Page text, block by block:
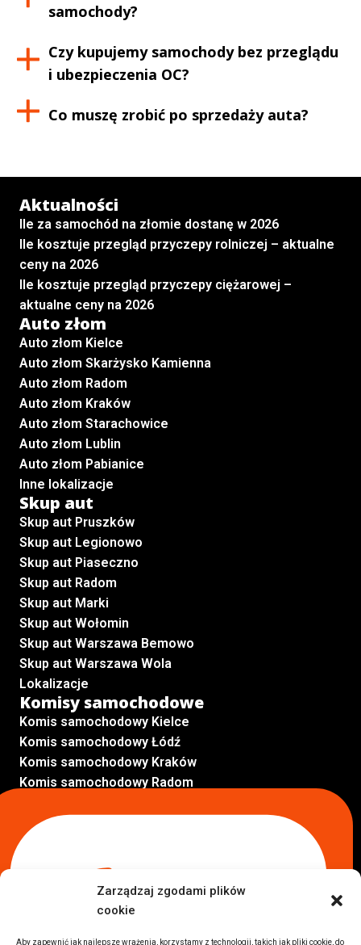
Zarządzaj zgodami plików
cookie
Aby zapewnić jak najlepsze wrażenia, korzystamy z technologii, takich jak pliki cookie, do
samochody?
Czy kupujemy samochody bez przeglądu
i ubezpieczenia OC?
Co muszę zrobić po sprzedaży auta?
Aktualności
Ile za samochód na złomie dostanę w 2026
Ile kosztuje przegląd przyczepy rolniczej – aktualne
ceny na 2026
Ile kosztuje przegląd przyczepy ciężarowej –
aktualne ceny na 2026
Auto złom
Auto złom Kielce
Auto złom Skarżysko Kamienna
Auto złom Radom
Auto złom Kraków
Auto złom Starachowice
Auto złom Lublin
Auto złom Pabianice
Inne lokalizacje
Skup aut
Skup aut Pruszków
Skup aut Legionowo
Skup aut Piaseczno
Skup aut Radom
Skup aut Marki
Skup aut Wołomin
Skup aut Warszawa Bemowo
Skup aut Warszawa Wola
Lokalizacje
Komisy samochodowe
Komis samochodowy Kielce
Komis samochodowy Łódź
Komis samochodowy Kraków
Komis samochodowy Radom
Komis samochodowy Opole
Komis samochodowy Lublin
Inne Lokalizacje
Auta z USA Rzeszów